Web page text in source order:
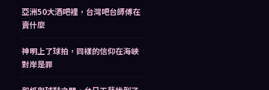
亞洲50大酒吧裡，台灣吧台師傅在
賣什麼
神明上了球拍，同樣的信仰在海峽
對岸是罪